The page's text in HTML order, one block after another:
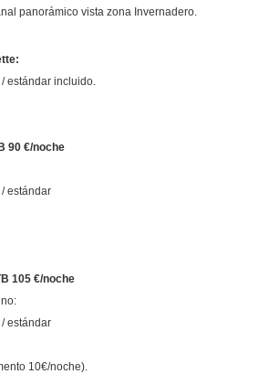
panorámico vista zona Invernadero.
estándar incluido.
90 €/noche
estándar
105 €/noche
estándar
10€/noche).